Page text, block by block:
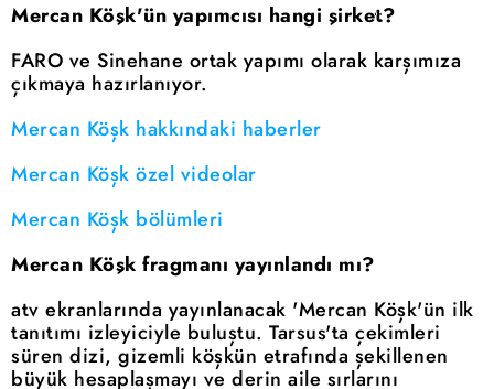
Mercan Köşk'ün yapımcısı hangi şirket?
FARO ve Sinehane ortak yapımı olarak karşımıza
çıkmaya hazırlanıyor.
Mercan Köşk hakkındaki haberler
Mercan Köşk özel videolar
Mercan Köşk bölümleri
Mercan Köşk fragmanı yayınlandı mı?
atv ekranlarında yayınlanacak 'Mercan Köşk'ün ilk
tanıtımı izleyiciyle buluştu. Tarsus'ta çekimleri
süren dizi, gizemli köşkün etrafında şekillenen
büyük hesaplaşmayı ve derin aile sırlarını